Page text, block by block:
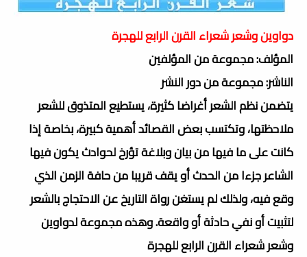
دواوين وشعر شعراء القرن الرابع للهجرة
المؤلف: مجموعة من المؤلفين
الناشر: مجموعة من دور النشر
يتضمن نظم الشعر أغراضا كثيرة، يستطيع المتذوق للشعر
ملاحظتها، وتكتسب بعض القصائد أهمية كبيرة، بخاصة إذا
كانت على ما فيها من بيان وبلاغة تؤرخ لحوادث يكون فيها
الشاعر جزءا من الحدث أو يقف قريبا من حافة الزمن الذي
وقع فيه، ولذلك لم يستغن رواة التاريخ عن الاحتجاج بالشعر
لتثبيت أو نفي حادثة أو واقعة. وهذه مجموعة لدواوين
وشعر شعراء القرن الرابع للهجرة